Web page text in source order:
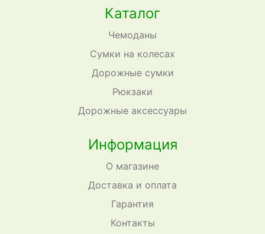
Каталог
Чемоданы
Сумки на колесах
Дорожные сумки
Рюкзаки
Дорожные аксессуары
Информация
О магазине
Доставка и оплата
Гарантия
Контакты